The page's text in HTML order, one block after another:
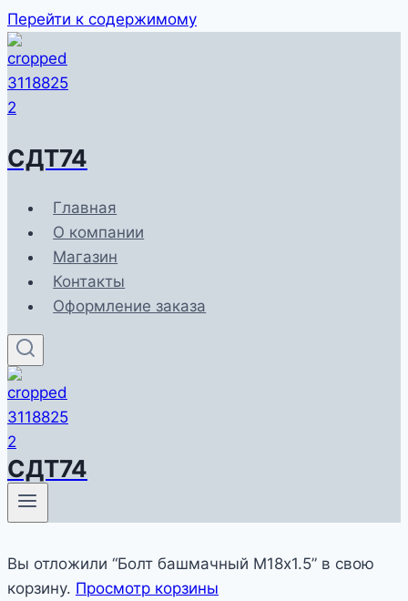
Перейти к содержимому
СДТ74
Главная
О компании
Магазин
Контакты
Оформление заказа
СДТ74
Вы отложили “Болт башмачный М18х1.5” в свою
корзину. Просмотр корзины